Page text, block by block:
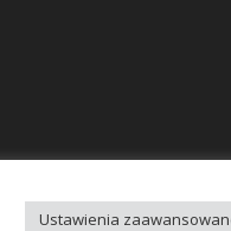
Ustawienia